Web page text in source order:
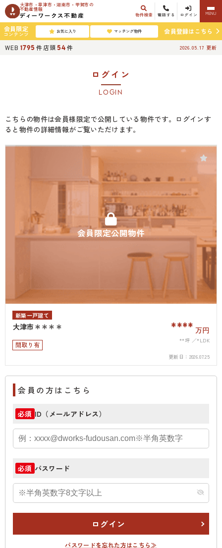
大津市・草津市・湖南市・甲賀市の
不動産情報
物件検索 電話する ログイン MENU
会員限定
コンテンツ お気に入り マッチング物件
会員登録はこちら
WEB 1795 件店頭54 件 2026.05.17 更新
ログイン
LOGIN
こちらの物件は会員様限定で公開している物件です。ログインす
ると物件の詳細情報がご覧いただけます。
会員限定公開物件
新築一戸建て
大津市＊＊＊＊ **** 万円
**坪 *LDK
間取り有
更新日： 2026.07.25
会員の方はこちら
必須 ID（メールアドレス）
必須 パスワード
ログイン
パスワードを忘れた方はこちら≫